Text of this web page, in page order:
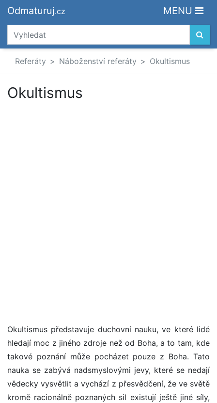
Odmaturuj.cz MENU
Referáty Náboženství referáty Okultismus
Okultismus
Okultismus představuje duchovní nauku, ve které lidé
hledají moc z jiného zdroje než od Boha, a to tam, kde
takové poznání může pocházet pouze z Boha. Tato
nauka se zabývá nadsmyslovými jevy, které se nedají
vědecky vysvětlit a vychází z přesvědčení, že ve světě
kromě racionálně poznaných sil existují ještě jiné síly,